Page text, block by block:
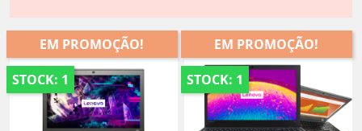
EM PROMOÇÃO!
STOCK: 1
EM PROMOÇÃO!
STOCK: 1